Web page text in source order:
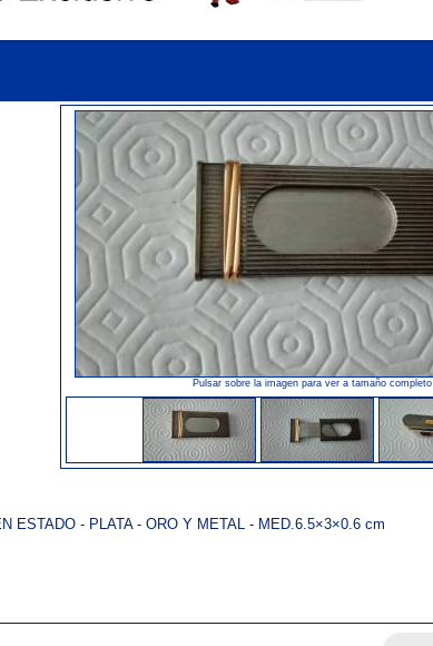
Pulsar sobre la imagen para ver a tamaño completo
ESTADO - PLATA - ORO Y METAL - MED.6.5×3×0.6 cm